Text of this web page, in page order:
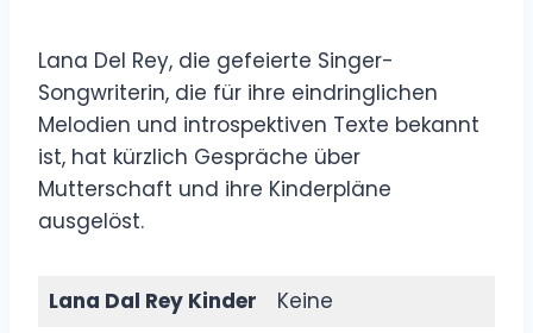
Lana Del Rey, die gefeierte Singer-
Songwriterin, die für ihre eindringlichen
Melodien und introspektiven Texte bekannt
ist, hat kürzlich Gespräche über
Mutterschaft und ihre Kinderpläne
ausgelöst.
Lana Dal Rey Kinder
Keine